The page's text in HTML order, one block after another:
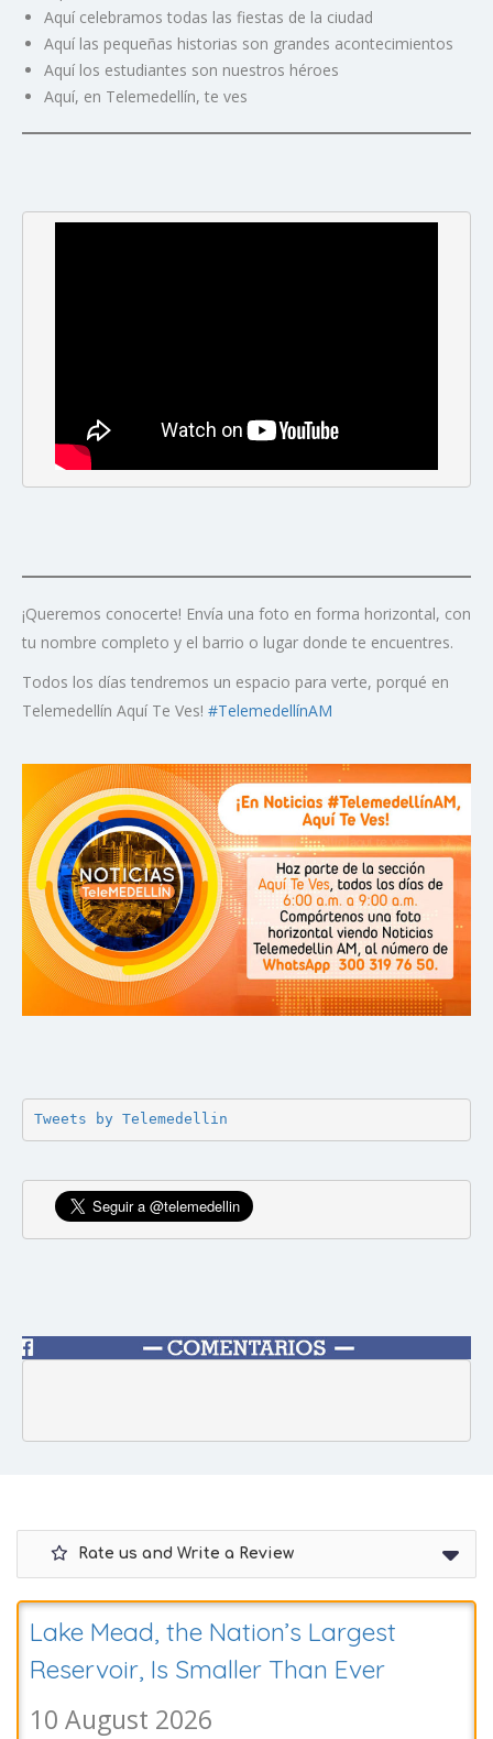
Aquí celebramos todas las fiestas de la ciudad
Aquí las pequeñas historias son grandes acontecimientos
Aquí los estudiantes son nuestros héroes
Aquí, en Telemedellín, te ves
¡Queremos conocerte! Envía una foto en forma horizontal, con
tu nombre completo y el barrio o lugar donde te encuentres.
Todos los días tendremos un espacio para verte, porqué en
Telemedellín Aquí Te Ves! #TelemedellínAM
Tweets by Telemedellin
Rate us and Write a Review
Lake Mead, the Nation’s Largest
Reservoir, Is Smaller Than Ever
10 August 2026